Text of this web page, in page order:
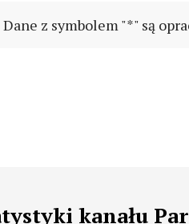
Dane z symbolem "*" są
kanału